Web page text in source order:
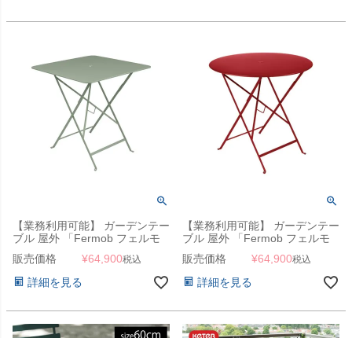
【業務利用可能】 ガーデンテー
ブル 屋外 「Fermob フェルモ
ブ ビストロ スクエアテーブル
71H」 天板71cm角×高さ73cm
販売価格 ¥64,900税込
詳細を見る
【業務利用可能】 ガーデンテー
ブル 屋外 「Fermob フェルモ
ブ ビストロ ラウンドテーブル
77H」 天板φ77cm×高さ73cm
販売価格 ¥64,900税込
詳細を見る